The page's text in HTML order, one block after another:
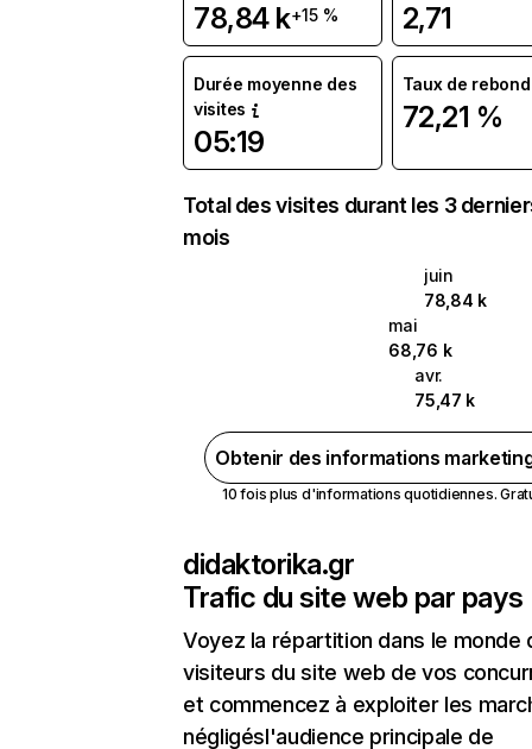
78,84 k+15 % 2,71
Durée moyenne des
visites
05:19
Taux de rebond
72,21 %
Total des visites durant les 3
mois
juin
78,84 k
mai
68,76 k
avr.
75,47 k
Obtenir des informations
10 fois plus d'informations quotidiennes.
didaktorika.gr
Trafic du site web par pays
Voyez la répartition dans le monde
visiteurs du site web de vos
et commencez à exploiter les
négligésl'audience principale de